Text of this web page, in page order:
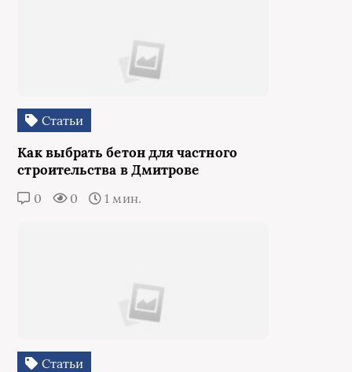
Статьи
Как выбрать бетон для частного
строительства в Дмитрове
0 0 1 мин.
Статьи